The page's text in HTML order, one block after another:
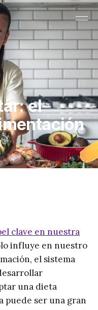
el
clave en nuestra
influye en nuestro
el sistema
una dieta
puede ser una gran